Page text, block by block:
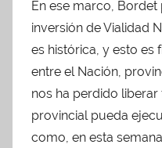
En ese marco,
inversión de Vialidad
es histórica, y esto
entre el Nación,
nos ha perdido
provincial pueda
como, en esta